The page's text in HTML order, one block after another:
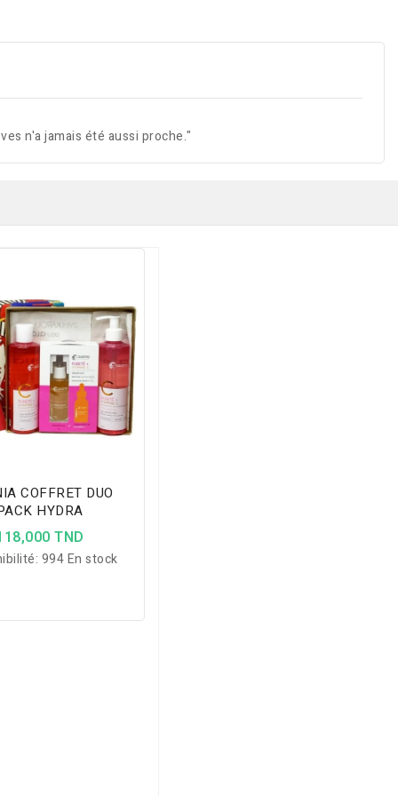
n'a jamais été aussi proche."
COFFRET DUO
HYDRA
TND
994 En stock